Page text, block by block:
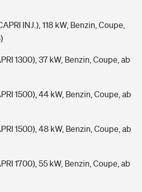
INJ.), 118 kW, Benzin, Coupe,
1300), 37 kW, Benzin, Coupe, ab
1500), 44 kW, Benzin, Coupe, ab
1500), 48 kW, Benzin, Coupe, ab
1700), 55 kW, Benzin, Coupe, ab